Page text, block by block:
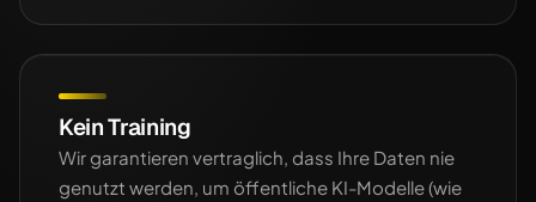
Kein Training
Wir garantieren vertraglich, dass Ihre Daten nie
genutzt werden, um öffentliche KI-Modelle (wie